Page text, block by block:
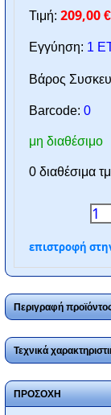
Τιμή: 209,00 €
Εγγύηση: 1
Βάρος
Barcode: 0
μη διαθέσιμο
0 διαθέσιμα
επιστροφή
Περιγραφή
Τεχνικά
ΠΡΟΣΟΧΗ